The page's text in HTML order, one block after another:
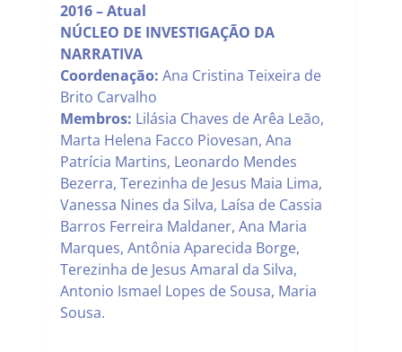
2016 – Atual
NÚCLEO DE INVESTIGAÇÃO DA
NARRATIVA
Coordenação: Ana Cristina Teixeira de
Brito Carvalho
Membros: Lilásia Chaves de Arêa Leão,
Marta Helena Facco Piovesan, Ana
Patrícia Martins, Leonardo Mendes
Bezerra, Terezinha de Jesus Maia Lima,
Vanessa Nines da Silva, Laísa de Cassia
Barros Ferreira Maldaner, Ana Maria
Marques, Antônia Aparecida Borge,
Terezinha de Jesus Amaral da Silva,
Antonio Ismael Lopes de Sousa, Maria
Sousa.